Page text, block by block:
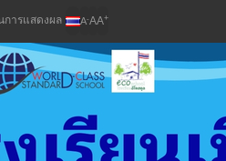
การแสดงผล A-AA+
นเมือ